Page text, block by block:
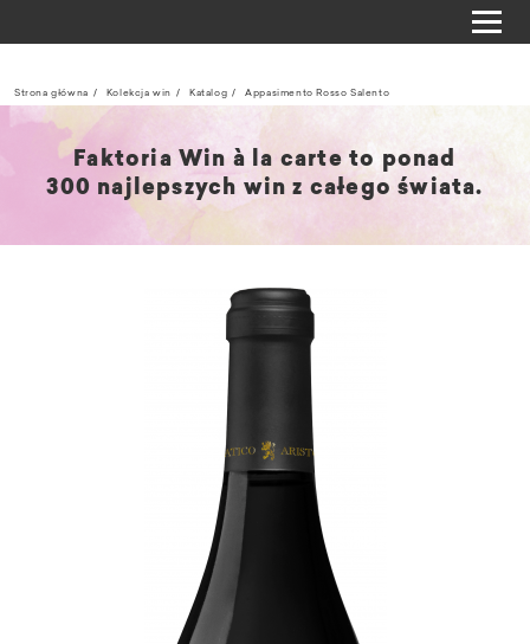
Strona główna Kolekcja win Katalog Appasimento Rosso Salento
Faktoria Win à la carte to ponad
300 najlepszych win z całego świata.